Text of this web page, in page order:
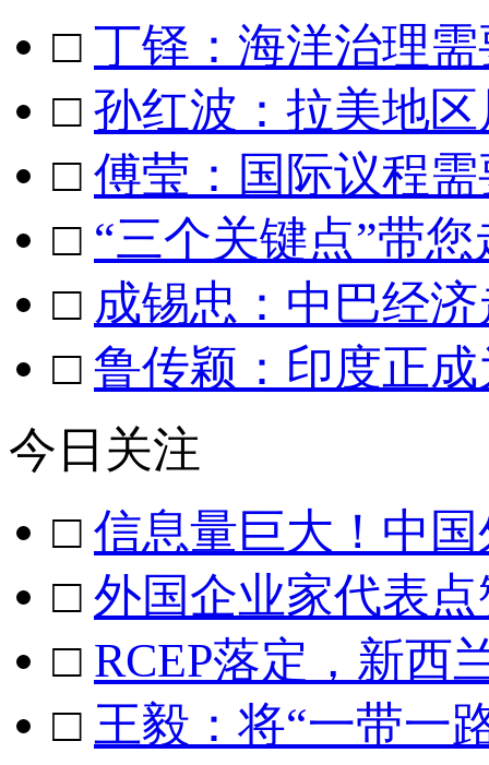
□ 丁铎：海洋治理
□ 孙红波：拉美地
□ 傅莹：国际议程
□ “三个关键点”带
□ 成锡忠：中巴经
□ 鲁传颖：印度正
今日关注
□ 信息量巨大！中
□ 外国企业家代表
□ RCEP落定，新西
□ 王毅：将“一带一